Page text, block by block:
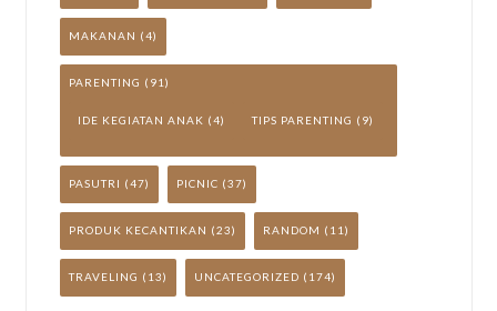
MAKANAN (4)
PARENTING (91)
IDE KEGIATAN ANAK (4) TIPS PARENTING (9)
PASUTRI (47) PICNIC (37)
PRODUK KECANTIKAN (23) RANDOM (11)
TRAVELING (13) UNCATEGORIZED (174)